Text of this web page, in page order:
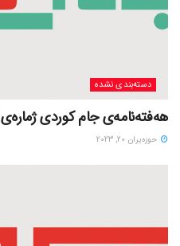
دسته‌بندی نشده
هەفتەنامەی جام کوردی ژمارەی 324
حوزه‌یران 20, 2023